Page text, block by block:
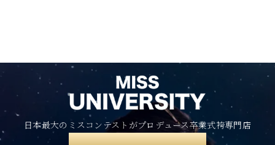
日本最大のミスコンテストがプロデュース卒業式袴専門店